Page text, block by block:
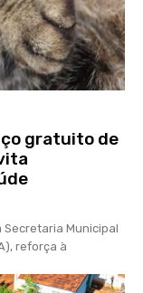
gratuito de
Secretaria Municipal
reforça à